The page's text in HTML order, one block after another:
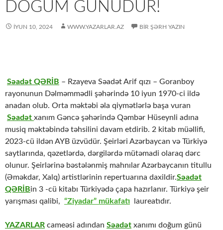
DOĞUM GÜNÜDÜR!
İYUN 10, 2024 WWW.YAZARLAR.AZ BIR ŞƏRH YAZIN
Səadət QƏRİB – Rzayeva Səadət Arif qızı – Goranboy
rayonunun Dəlməmmədli şəhərində 10 iyun 1970-ci ildə
anadan olub. Orta məktəbi əla qiymətlərlə başa vuran
Səadət xanım Gəncə şəhərində Qəmbər Hüseynli adına
musiq məktəbində təhsilini davam etdirib. 2 kitab müəllifi,
2023-cü ildən AYB üzvüdür. Şeirləri Azərbaycan və Türkiyə
saytlarında, qəzetlərdə, dərgilərdə mütəmadi olaraq dərc
olunur. Şeirlərinə bəstələnmiş mahnılar Azərbaycanın titullu
(Əməkdar, Xalq) artistlərinin repertuarına daxildir.Səadət
QƏRİBin 3 -cü kitabı Türkiyədə çapa hazırlanır. Türkiyə şeir
yarışması qalibi, “Ziyadar” mükafatı laureatıdır.
YAZARLAR cameəsi adından Səadət xanımı doğum günü